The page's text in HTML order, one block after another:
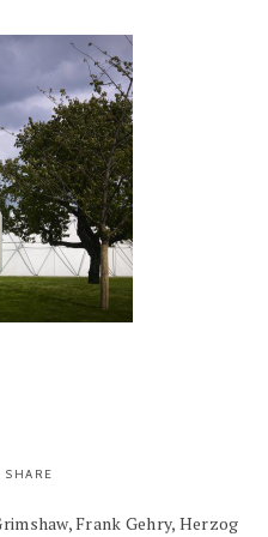
SHARE
Frank Gehry, Herzog